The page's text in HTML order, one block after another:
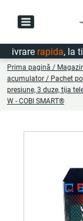
rapida, la tine
Prima pagină /
acumulator / Pachet
presiune, 3 duze, tija
W - COBI SMART®